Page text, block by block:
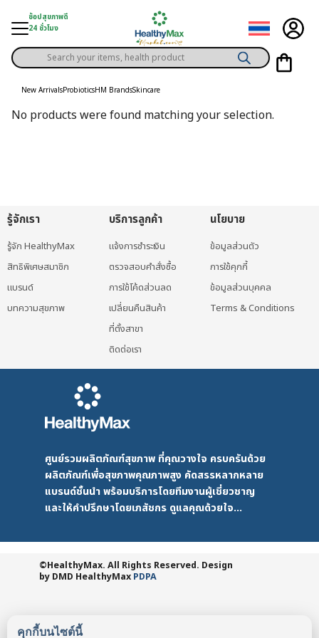
content
ช้อปสุขภาพดี
24 ชั่วโมง
Solution
Products
search
New ArrivalsProbioticsHM BrandsSkincare
No products were found matching your selection.
คุกกี้บนไซต์นี้
รู้จักเรา
รู้จัก HealthyMax
สิทธิพิเศษสมาชิก
แบรนด์
บทความสุขภาพ
บริการลูกค้า
แจ้งการชำระเงิน
ตรวจสอบคำสั่งซื้อ
การใช้โค้ดส่วนลด
เปลี่ยนคืนสินค้า
ที่ตั้งสาขา
ติดต่อเรา
นโยบาย
ข้อมูลส่วนตัว
การใช้คุกกี้
ข้อมูลส่วนบุคคล
Terms & Conditions
ศูนย์รวมผลิตภัณฑ์สุขภาพ ที่คุณวางใจ ครบครันด้วย
ผลิตภัณฑ์เพื่อสุขภาพคุณภาพสูง คัดสรรหลากหลาย
แบรนด์ชั้นนำ พร้อมบริการโดยทีมงานผู้เชี่ยวชาญ
และให้คำปรึกษาโดยเภสัชกร ดูแลคุณด้วยใจ...
©HealthyMax. All Rights Reserved. Design
by DMD HealthyMax PDPA